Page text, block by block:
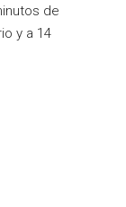
de
y a 14